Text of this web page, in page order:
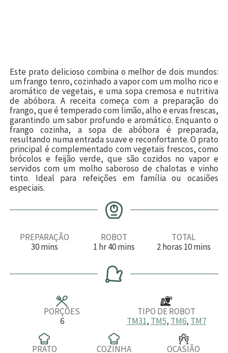
Este prato delicioso combina o melhor de dois mundos:
um frango tenro, cozinhado a vapor com um molho rico e
aromático de vegetais, e uma sopa cremosa e nutritiva
de abóbora. A receita começa com a preparação do
frango, que é temperado com limão, alho e ervas frescas,
garantindo um sabor profundo e aromático. Enquanto o
frango cozinha, a sopa de abóbora é preparada,
resultando numa entrada suave e reconfortante. O prato
principal é complementado com vegetais frescos, como
brócolos e feijão verde, que são cozidos no vapor e
servidos com um molho saboroso de chalotas e vinho
tinto. Ideal para refeições em família ou ocasiões
especiais.
PREPARAÇÃO
30m
u
mins
ROBOT
1 h
a
hr40m
n
u
t
mins
TOTAL
2h
a
horas 10m
u
mins
PORÇÕES
6
TIPO DE ROBOT
TM31, TM5, TM6, TM7
PRATO
COZINHA
OCASIÃO